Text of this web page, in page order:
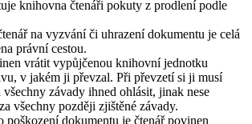
knihovna čtenáři pokuty z prodlení podle
na vyzvání či uhrazení dokumentu je celá
právní cestou.
vrátit vypůjčenou knihovní jednotku
v jakém ji převzal. Při převzetí si ji musí
všechny závady ihned ohlásit, jinak nese
všechny později zjištěné závady.
poškození dokumentu je čtenář povinen